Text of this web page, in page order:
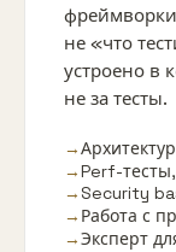
не «что
устроено в
не за тесты.
→
→Perf-
→ Security
→ Работа с
→Эксперт